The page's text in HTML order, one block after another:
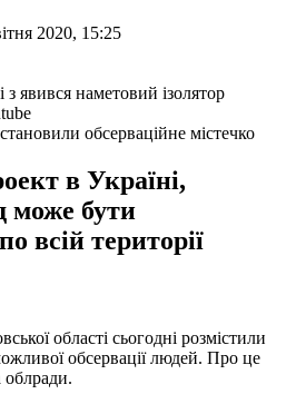
2020, 15:25
обсерваційне містечко
в Україні,
може бути
всій території
області сьогодні розмістили
​​обсервації людей. Про це
облради.